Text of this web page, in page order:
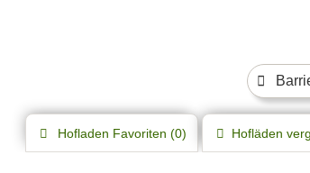
Hofladen Favoriten (0) Hofläden